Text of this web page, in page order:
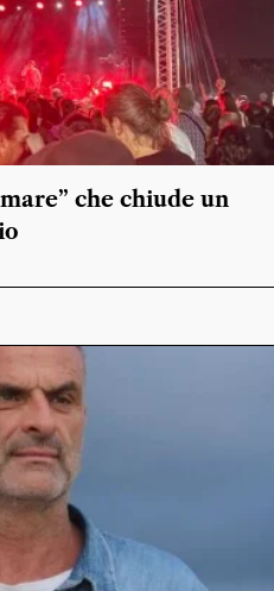
che chiude un